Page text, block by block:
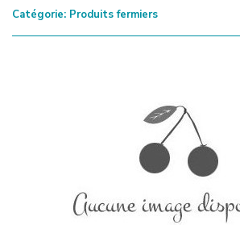
Catégorie: Produits fermiers